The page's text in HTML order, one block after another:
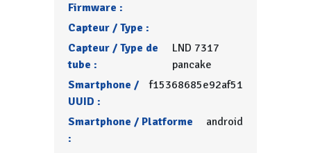
Firmware :
Capteur / Type :
Capteur / Type de
tube :
LND 7317
pancake
Smartphone /
UUID :
f15368685e92af51
Smartphone / Platforme
:
android